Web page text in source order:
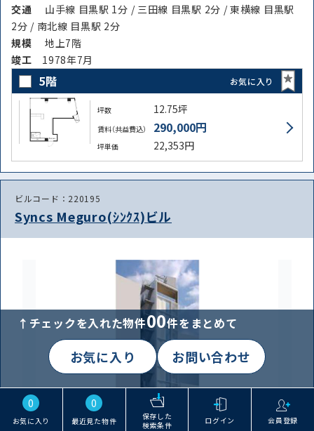
0
お気に入り
0
最近見た物件
保存した
検索条件
ログイン 会員登録
交通
山手線 目黒駅 1分 / 三田線 目黒駅 2分 / 東横線 目黒駅
2分 / 南北線 目黒駅 2分
規模
地上7階
竣⼯ 1978年7月
5階 お気に入り
坪数 12.75坪
賃料（共益費込） 290,000円
坪単価 22,353円
ビルコード：220195
Syncs Meguro(ｼﾝｸｽ)ビル
↑チェックを入れた物件00件をまとめて
お気に入り お問い合わせ